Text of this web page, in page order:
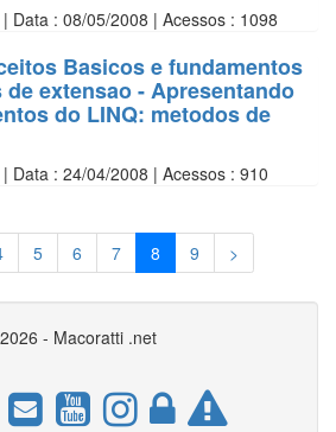
Data : 08/05/2008 | Acessos : 1098
Basicos e fundamentos
de extensao - Apresentando
do LINQ: metodos de
Data : 24/04/2008 | Acessos : 910
5 6 7 8 9 >
- Macoratti .net